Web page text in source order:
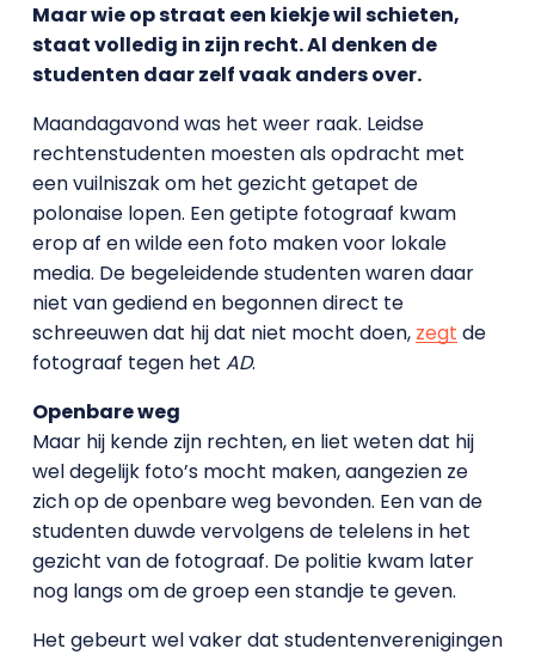
Maar wie op straat een kiekje wil schieten,
staat volledig in zijn recht. Al denken de
studenten daar zelf vaak anders over.
Maandagavond was het weer raak. Leidse
rechtenstudenten moesten als opdracht met
een vuilniszak om het gezicht getapet de
polonaise lopen. Een getipte fotograaf kwam
erop af en wilde een foto maken voor lokale
media. De begeleidende studenten waren daar
niet van gediend en begonnen direct te
schreeuwen dat hij dat niet mocht doen, zegt de
fotograaf tegen het AD.
Openbare weg
Maar hij kende zijn rechten, en liet weten dat hij
wel degelijk foto’s mocht maken, aangezien ze
zich op de openbare weg bevonden. Een van de
studenten duwde vervolgens de telelens in het
gezicht van de fotograaf. De politie kwam later
nog langs om de groep een standje te geven.
Het gebeurt wel vaker dat studentenverenigingen